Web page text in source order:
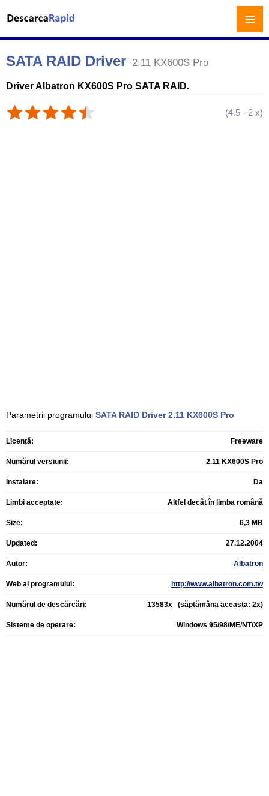
SATA RAID Driver 2.11 KX600S Pro
Driver Albatron KX600S Pro SATA RAID.
(4.5 - 2 x)
Parametrii programului SATA RAID Driver 2.11 KX600S Pro
Licență: Freeware
Numărul versiunii: 2.11 KX600S Pro
Instalare: Da
Limbi acceptate: Altfel decât în limba română
Size: 6,3 MB
Updated: 27.12.2004
Autor: Albatron
Web al programului: http://www.albatron.com.tw
Numărul de descărcări: 13583x (săptămâna aceasta: 2x)
Sisteme de operare: Windows 95/98/ME/NT/XP
≡